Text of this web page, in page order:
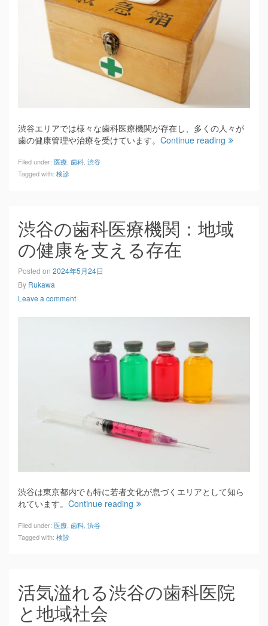
渋谷エリアでは様々な歯科医療機関が存在し、多くの人々が
歯の健康管理や治療を受けています。 Continue reading
Filed under: 医療 歯科 渋谷
Tagged with: 検診
渋谷の歯科医療機関：地域
の健康を支える存在
Posted on 2024年5月24日
By Rukawa
Leave a comment
渋谷は東京都内でも特に若者文化が息づくエリアとして知ら
れています。 Continue reading
Filed under: 医療 歯科 渋谷
Tagged with: 検診
活気溢れる渋谷の歯科医院
と地域社会